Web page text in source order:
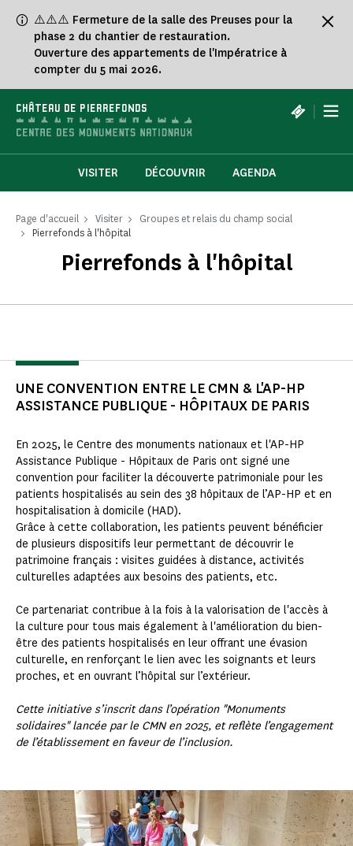
⚠️⚠️⚠️ Fermeture de la salle des Preuses pour la
phase 2 du chantier de restauration.
Ouverture des appartements de l'Impératrice à
compter du 5 mai 2026.
CHÂTEAU DE PIERREFONDS |
VISITER DÉCOUVRIR AGENDA
Page d'accueil Visiter
Groupes et relais du champ social
Pierrefonds à l'hôpital
Pierrefonds à l'hôpital
UNE CONVENTION ENTRE LE CMN & L'AP-HP
ASSISTANCE PUBLIQUE - HÔPITAUX DE PARIS
En 2025, le Centre des monuments nationaux et l'AP-HP
Assistance Publique - Hôpitaux de Paris ont signé une
convention pour faciliter la découverte patrimoniale pour les
patients hospitalisés au sein des 38 hôpitaux de l’AP-HP et en
hospitalisation à domicile (HAD).
Grâce à cette collaboration, les patients peuvent bénéficier
de plusieurs dispositifs leur permettant de découvrir le
patrimoine français : visites guidées à distance, activités
culturelles adaptées aux besoins des patients, etc.
Ce partenariat contribue à la fois à la valorisation de l'accès à
la culture pour tous mais également à l'amélioration du bien-
être des patients hospitalisés en leur offrant une évasion
culturelle, en renforçant le lien avec les soignants et leurs
proches, et en ouvrant l’hôpital sur l’extérieur.
Cette initiative s’inscrit dans l’opération "Monuments
solidaires" lancée par le CMN en 2025, et reflète l’engagement
de l’établissement en faveur de l’inclusion.